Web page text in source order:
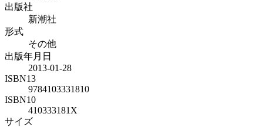
出版社
新潮社
形式
その他
出版年月日
2013-01-28
ISBN13
9784103331810
ISBN10
410333181X
サイズ